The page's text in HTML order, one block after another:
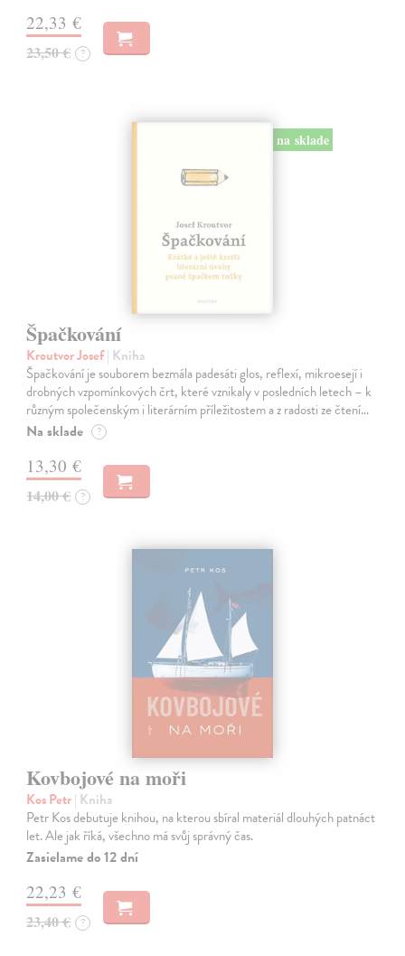
22,33 €
23,50 € ?
na sklade
Špačkování
Kroutvor Josef| Kniha
Špačkování je souborem bezmála padesáti glos, reflexí, mikroesejí i
drobných vzpomínkových črt, které vznikaly v posledních letech – k
různým společenským i literárním příležitostem a z radosti ze čtení…
Na sklade ?
13,30 €
14,00 € ?
Kovbojové na moři
Kos Petr| Kniha
Petr Kos debutuje knihou, na kterou sbíral materiál dlouhých patnáct
let. Ale jak říká, všechno má svůj správný čas.
Zasielame do 12 dní
22,23 €
23,40 € ?